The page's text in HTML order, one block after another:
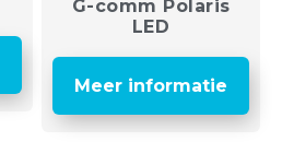
G-comm Polaris
LED
Meer informatie